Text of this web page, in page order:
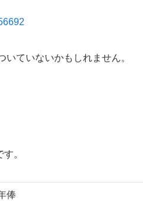
ていないかもしれません。
。
俸